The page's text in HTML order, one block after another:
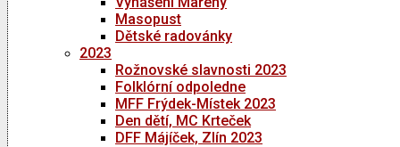
Masopust
Dětské radovánky
2023
Rožnovské slavnosti 2023
Folklórní odpoledne
MFF Frýdek-Místek 2023
Den dětí, MC Krteček
DFF Májíček, Zlín 2023